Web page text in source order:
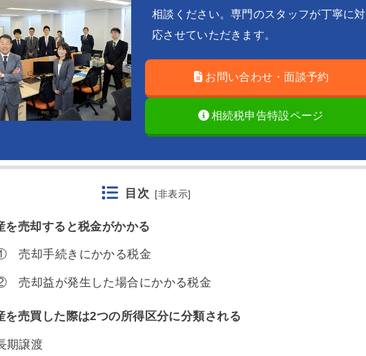
相談ください。専門のスタッフが丁寧に対
応させていただきます。
お問い合わせ・面談予約
相続税申告特設ページ
目次 [非表示]
を売却すると税金がかかる
売却手続きにかかる税金
売却益が発生した場合にかかる税金
を売買した際は2つの所得区分に分類される
期譲渡